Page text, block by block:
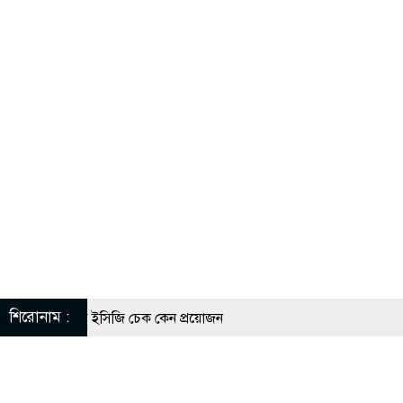
শিরোনাম :নিয়মিত ইসিজি চেক কেন প্রয়োজন